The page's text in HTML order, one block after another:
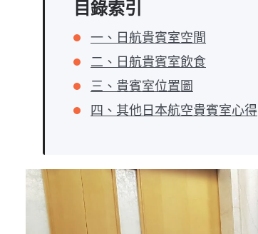
目錄索引
一、日航貴賓室空間
二、日航貴賓室飲食
三、貴賓室位置圖
四、其他日本航空貴賓室心得